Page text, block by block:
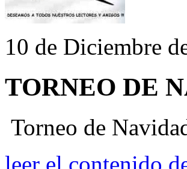
10 de Diciembre
TORNEO DE
Torneo de
leer el contenido